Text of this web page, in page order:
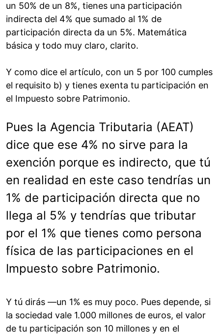
un 50% de un 8%, tienes una participación
indirecta del 4% que sumado al 1% de
participación directa da un 5%. Matemática
básica y todo muy claro, clarito.
Y como dice el artículo, con un 5 por 100 cumples
el requisito b) y tienes exenta tu participación en
el Impuesto sobre Patrimonio.
Pues la Agencia Tributaria (AEAT)
dice que ese 4% no sirve para la
exención porque es indirecto, que tú
en realidad en este caso tendrías un
1% de participación directa que no
llega al 5% y tendrías que tributar
por el 1% que tienes como persona
física de las participaciones en el
Impuesto sobre Patrimonio.
Y tú dirás —un 1% es muy poco. Pues depende, si
la sociedad vale 1.000 millones de euros, el valor
de tu participación son 10 millones y en el